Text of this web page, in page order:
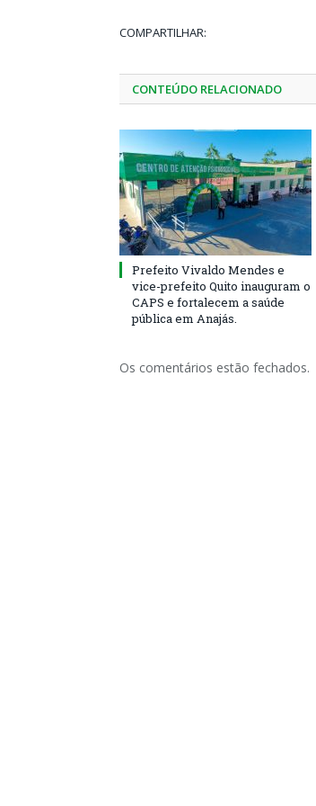
COMPARTILHAR:
CONTEÚDO RELACIONADO
Prefeito Vivaldo Mendes e
vice-prefeito Quito inauguram o
CAPS e fortalecem a saúde
pública em Anajás.
Os comentários estão fechados.